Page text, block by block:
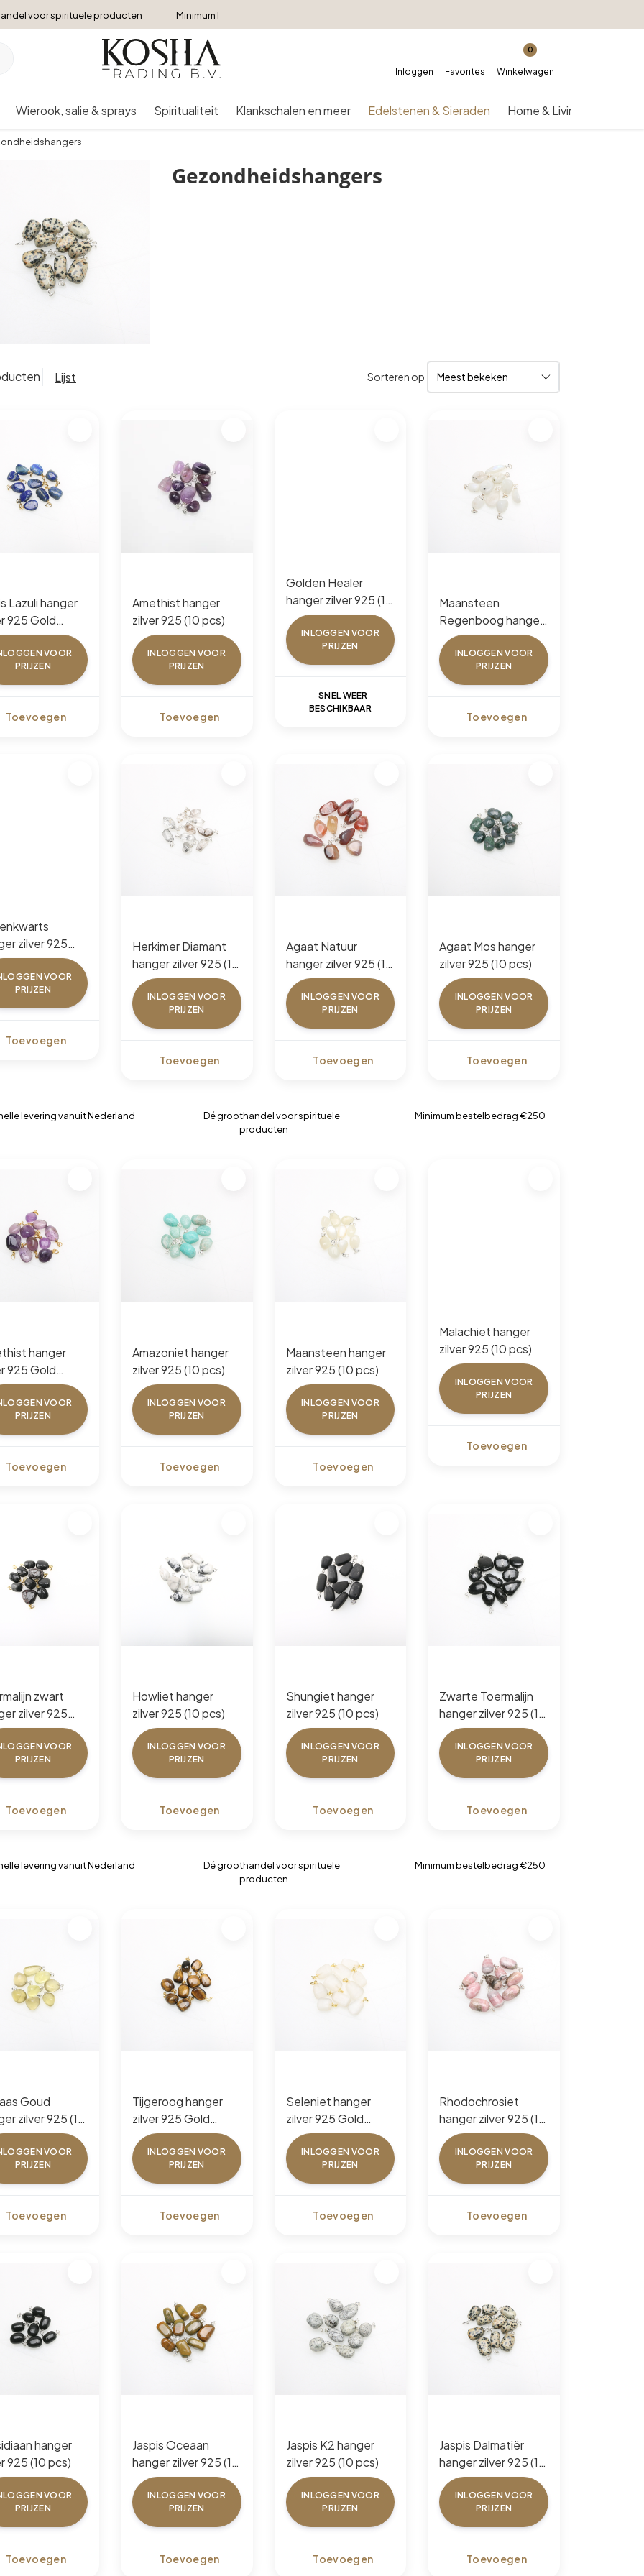
voor spirituele producten Minimum bestelbedrag €250
Inloggen Favorites
0
Winkelwagen
Wierook, salie & sprays Spiritualiteit Klankschalen en meer Edelstenen & Sieraden Home & Living
Gezondheidshangers
Lijst Sorteren op
Lazuli hanger
925 Gold
(10 pcs)
VOOR
PRIJZEN
Toevoegen
Amethist hanger
zilver 925 (10 pcs)
INLOGGEN VOOR
PRIJZEN
Toevoegen
Golden Healer
hanger zilver 925 (10
pcs)
INLOGGEN VOOR
PRIJZEN
SNEL WEER
BESCHIKBAAR
Maansteen
Regenboog hanger
zilver 925 (10 pcs)
INLOGGEN VOOR
PRIJZEN
Toevoegen
zilver 925
Plated (10 pcs)
VOOR
PRIJZEN
Toevoegen
Herkimer Diamant
hanger zilver 925 (10
pcs)
INLOGGEN VOOR
PRIJZEN
Toevoegen
Agaat Natuur
hanger zilver 925 (10
pcs)
INLOGGEN VOOR
PRIJZEN
Toevoegen
Agaat Mos hanger
zilver 925 (10 pcs)
INLOGGEN VOOR
PRIJZEN
Toevoegen
levering vanuit Nederland
Dé groothandel voor spirituele
producten
Minimum bestelbedrag €250
hanger
925 Gold
(10 pcs)
VOOR
PRIJZEN
Toevoegen
Amazoniet hanger
zilver 925 (10 pcs)
INLOGGEN VOOR
PRIJZEN
Toevoegen
Maansteen hanger
zilver 925 (10 pcs)
INLOGGEN VOOR
PRIJZEN
Toevoegen
Malachiet hanger
zilver 925 (10 pcs)
INLOGGEN VOOR
PRIJZEN
Toevoegen
zwart
zilver 925
Plated (10 pcs)
VOOR
PRIJZEN
Toevoegen
Howliet hanger
zilver 925 (10 pcs)
INLOGGEN VOOR
PRIJZEN
Toevoegen
Shungiet hanger
zilver 925 (10 pcs)
INLOGGEN VOOR
PRIJZEN
Toevoegen
Zwarte Toermalijn
hanger zilver 925 (10
pcs)
INLOGGEN VOOR
PRIJZEN
Toevoegen
levering vanuit Nederland
Dé groothandel voor spirituele
producten
Minimum bestelbedrag €250
Goud
zilver 925 (10
VOOR
PRIJZEN
Toevoegen
Tijgeroog hanger
zilver 925 Gold
Plated (10 pcs)
INLOGGEN VOOR
PRIJZEN
Toevoegen
Seleniet hanger
zilver 925 Gold
Plated (10 pcs)
INLOGGEN VOOR
PRIJZEN
Toevoegen
Rhodochrosiet
hanger zilver 925 (10
pcs)
INLOGGEN VOOR
PRIJZEN
Toevoegen
hanger
925 (10 pcs)
VOOR
PRIJZEN
Toevoegen
Jaspis Oceaan
hanger zilver 925 (10
pcs)
INLOGGEN VOOR
PRIJZEN
Toevoegen
Jaspis K2 hanger
zilver 925 (10 pcs)
INLOGGEN VOOR
PRIJZEN
Toevoegen
Jaspis Dalmatiër
hanger zilver 925 (10
pcs)
INLOGGEN VOOR
PRIJZEN
Toevoegen